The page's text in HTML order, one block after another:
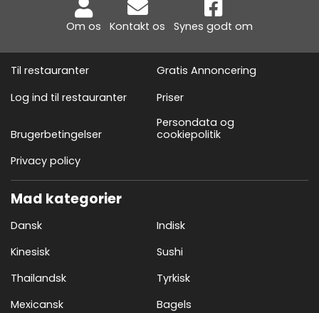
Om os Kontakt os Synes godt om
Til restauranter
Gratis Annoncering
Log ind til restauranter
Priser
Brugerbetingelser
Persondata og
cookiepolitik
Privacy policy
Mad kategorier
Dansk
Indisk
Kinesisk
Sushi
Thailandsk
Tyrkisk
Mexicansk
Bagels